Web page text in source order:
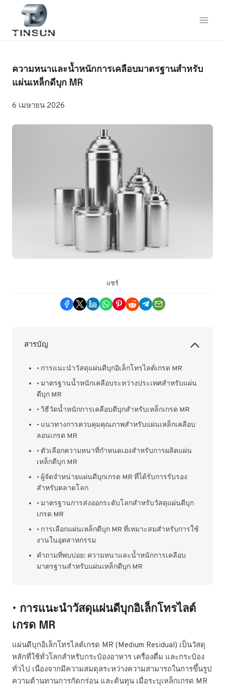
ความหนาและน้ำหนักการเคลือบมาตรฐานสำหรับ
แผ่นเหล็กดีบุก MR
6 เมษายน 2026
แชร์
สารบัญ
• การแนะนำวัสดุแผ่นดีบุกอิเล็กโทรไลต์เกรด MR
• มาตรฐานน้ำหนักเคลือบระหว่างประเทศสำหรับแผ่น
ดีบุก MR
• วิธีวัดน้ำหนักการเคลือบดีบุกสำหรับเหล็กเกรด MR
• แนวทางการควบคุมคุณภาพสำหรับแผ่นเหล็กเคลือบ
ลอนเกรด MR
• ตัวเลือกความหนาที่กำหนดเองสำหรับการผลิตแผ่น
เหล็กดีบุก MR
• ผู้จัดจำหน่ายแผ่นดีบุกเกรด MR ที่ได้รับการรับรอง
สำหรับตลาดโลก
• มาตรฐานการส่งออกระดับโลกสำหรับวัสดุแผ่นดีบุก
เกรด MR
• การเลือกแผ่นเหล็กดีบุก MR ที่เหมาะสมสำหรับการใช้
งานในอุตสาหกรรม
คำถามที่พบบ่อย: ความหนาและน้ำหนักการเคลือบ
มาตรฐานสำหรับแผ่นเหล็กดีบุก MR
• การแนะนำวัสดุแผ่นดีบุกอิเล็กโทรไลต์
เกรด MR
แผ่นดีบุกอิเล็กโทรไลต์เกรด MR (Medium Residual) เป็นวัสดุ
หลักที่ใช้ทั่วโลกสำหรับกระป๋องอาหาร เครื่องดื่ม และกระป๋อง
ทั่วไป เนื่องจากมีความสมดุลระหว่างความสามารถในการขึ้นรูป
ความต้านทานการกัดกร่อน และต้นทุน เมื่อระบุเหล็กเกรด MR